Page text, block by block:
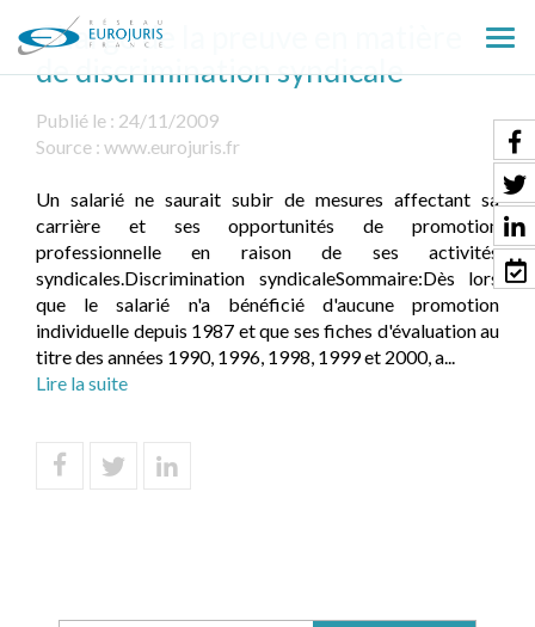
le
Charge de la preuve en matière
de discrimination syndicale
Publié le : 24/11/2009
Source : www.eurojuris.fr
Un salarié ne saurait subir de mesures affectant sa
carrière et ses opportunités de promotion
professionnelle en raison de ses activités
syndicales.Discrimination syndicaleSommaire:Dès lors
que le salarié n'a bénéficié d'aucune promotion
individuelle depuis 1987 et que ses fiches d'évaluation au
titre des années 1990, 1996, 1998, 1999 et 2000, a...
Lire la suite